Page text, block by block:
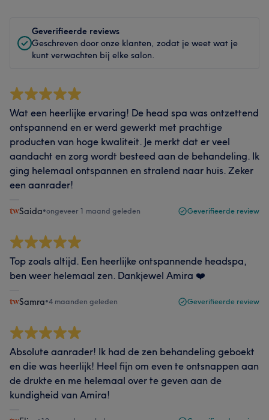
Geverifieerde reviews
Geschreven door onze klanten, zodat je weet wat je
kunt verwachten bij elke salon.
Wat een heerlijke ervaring! De head spa was ontzettend
ontspannend en er werd gewerkt met prachtige
producten van hoge kwaliteit. Je merkt dat er veel
aandacht en zorg wordt besteed aan de behandeling. Ik
ging helemaal ontspannen en stralend naar huis. Zeker
een aanrader!
Saida•ongeveer 1 maand geleden Geverifieerde review
Top zoals altijd. Een heerlijke ontspannende headspa,
ben weer helemaal zen. Dankjewel Amira ❤️
Samra•4 maanden geleden Geverifieerde review
Absolute aanrader! Ik had de zen behandeling geboekt
en die was heerlijk! Heel fijn om even te ontsnappen aan
de drukte en me helemaal over te geven aan de
kundigheid van Amira!